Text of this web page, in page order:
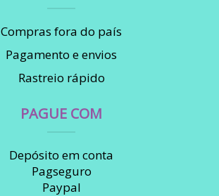
Compras fora do país
Pagamento e envios
Rastreio rápido
PAGUE COM
Depósito em conta
Pagseguro
Paypal